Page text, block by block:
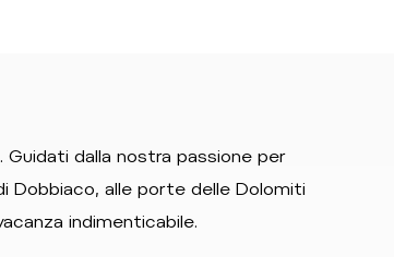
dalla nostra passione per
Dobbiaco, alle porte delle Dolomiti
indimenticabile.